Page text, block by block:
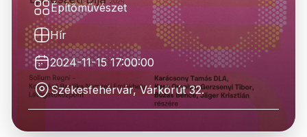
Építőművészet
Hír
2024-11-15 17:00:00
Székesfehérvár, Várkörút 32.